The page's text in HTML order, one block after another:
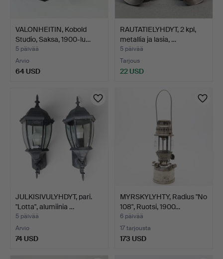
VALONHEITIN, Kobold
Studio, Saksa, 1900-lu…
5 päivää
Arvio
64 USD
RAUTATIELYHDYT, 2 kpl,
metallia ja lasia, …
5 päivää
Tarjous
22 USD
JULKISIVULYHDYT, pari.
"Lotta", alumiinia …
5 päivää
Arvio
74 USD
MYRSKYLYHTY, Radius "No
108", Ruotsi, 1900…
6 päivää
17 tarjousta
173 USD